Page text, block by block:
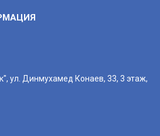
ул. Динмухамед Конаев, 33, 3 этаж,